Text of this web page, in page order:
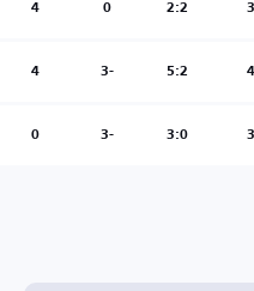
3
2:2
0
4
4
5:2
-3
4
3
3:0
-3
0